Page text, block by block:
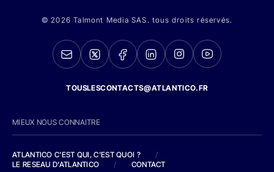
© 2026 Talmont Media SAS. tous droits réservés.
TOUSLESCONTACTS@ATLANTICO.FR
MIEUX NOUS CONNAITRE
ATLANTICO C'EST QUI, C'EST QUOI ?
/
LE RESEAU D'ATLANTICO
/ CONTACT